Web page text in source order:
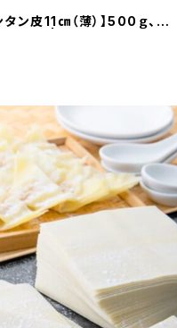
タン皮11㎝（薄）】500ｇ、約